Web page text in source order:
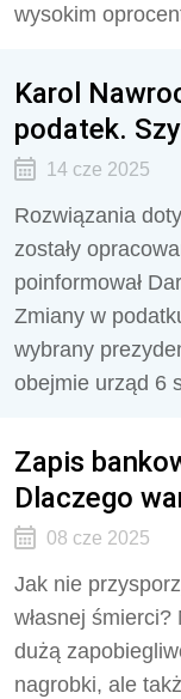
wysokim
Karol
podatek.
14 cze 2025
Rozwiązania
zostały
poinformował
Zmiany w
wybrany
obejmie urząd 6
Zapis
Dlaczego
08 cze 2025
Jak nie
własnej
dużą
nagrobki, ale